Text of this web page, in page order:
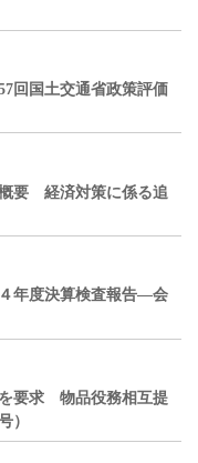
回国土交通省政策評価
要 経済対策に係る追
年度決算検査報告―会
要求 物品役務相互提
）